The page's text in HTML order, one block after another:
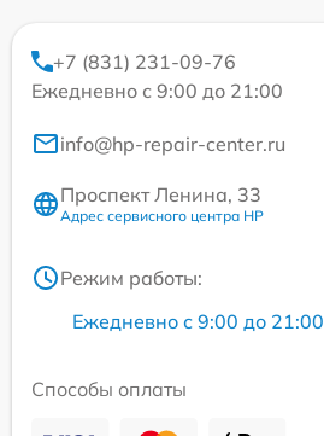
+7 (831) 231-09-76
Ежедневно с 9:00 до 21:00
info@hp-repair-center.ru
Проспект Ленина, 33
Адрес сервисного центра HP
Режим работы:
Ежедневно с 9:00 до 21:00
Способы оплаты